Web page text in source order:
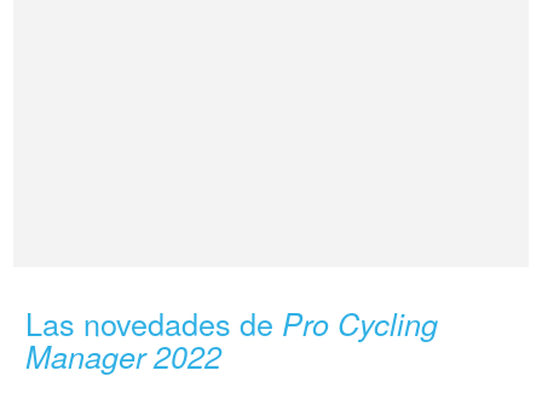
Las novedades de Pro Cycling
Manager 2022